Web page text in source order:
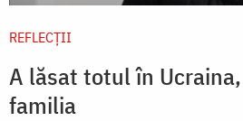
REFLECȚII
A lăsat totul în
familia